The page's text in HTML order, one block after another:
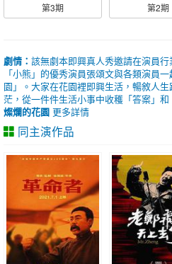
第3期 第2期
劇情： 該無劇本即興真人秀邀請在演員
「小熊」的優秀演員張頌文與各類演員
園」。大家在花園裡即興生活，暢敘人
茫，從一件件生活小事中收穫「答案」和
燦爛的花園 更多詳情
同主演作品